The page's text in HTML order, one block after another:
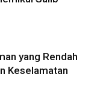
yang Rendah
Keselamatan